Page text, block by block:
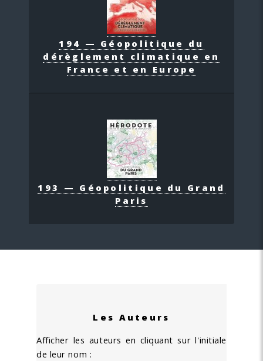
194 — Géopolitique du
dérèglement climatique en
France et en Europe
193 — Géopolitique du Grand
Paris
Les Auteurs
Afficher les auteurs en cliquant sur l'initiale
de leur nom :